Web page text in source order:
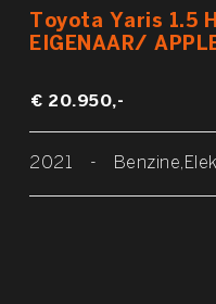
Toyota Yaris 1.5
EIGENAAR/
€ 20.950,-
2021 -